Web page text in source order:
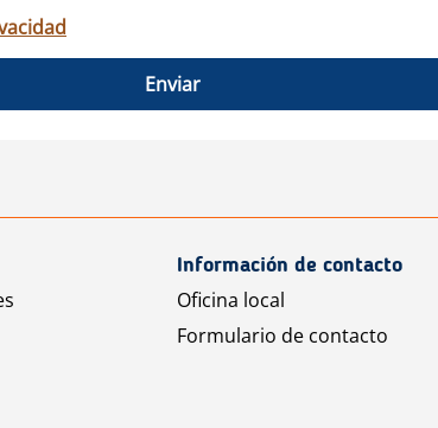
Enviar
Información de contacto
Oficina local
Formulario de contacto